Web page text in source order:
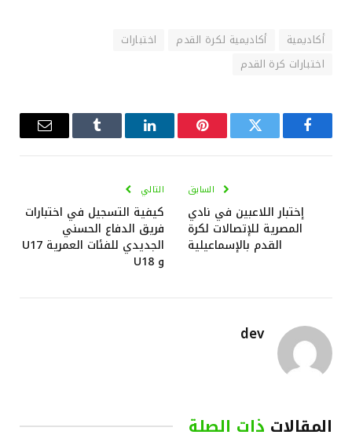
أكاديمية أكاديمية لكرة القدم
اختبارات
اختبارات كرة القدم
فيسبوك تويتر بينتيريستلينكدإن Tumblr
البريد
السابق
إختبار اللاعبين في نادي
المصرية للإتصالات لكرة
القدم بالإسماعيلية
التالي
كيفية التسجيل في اختبارات
فريق الدفاع الحسني
الجديدي للفئات العمرية U17
و U18
dev
المقالات ذات الصلة